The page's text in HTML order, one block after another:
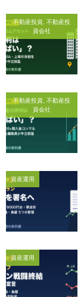
不動産投資, 不動産投
資会社
不動産投資, 不動産投
資会社
資産運用
資産運用